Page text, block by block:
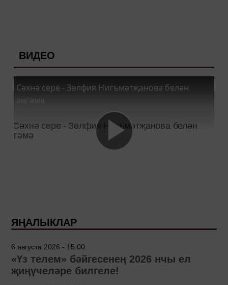
ВИДЕО
Сәхнә сере - Зөлфия Нигъмәтҗанова белән
әңгәмә
ЯҢАЛЫКЛАР
6 августа 2026 - 15:00
«Үз телем» бәйгесенең 2026 нчы ел
җиңүчеләре билгеле!